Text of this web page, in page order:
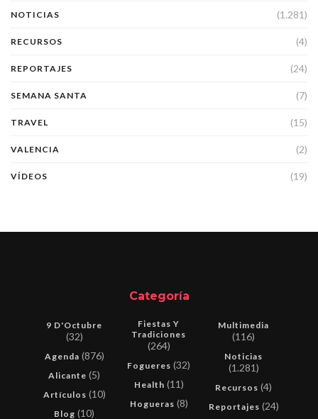
NOTICIAS (1.281)
RECURSOS (4)
REPORTAJES (24)
SEMANA SANTA (7)
TRAVEL (15)
VALENCIA (2)
VÍDEOS (19)
Categoría
9 D'Octubre
(32)
Agenda (876)
Alicante (5)
Artículos (10)
Blog (10)
Fiestas Y
Tradiciones
(264)
Fogueres (32)
Health (11)
Hogueras (8)
Multimedia
(116)
Noticias
(1.281)
Recursos (4)
Reportajes (24)